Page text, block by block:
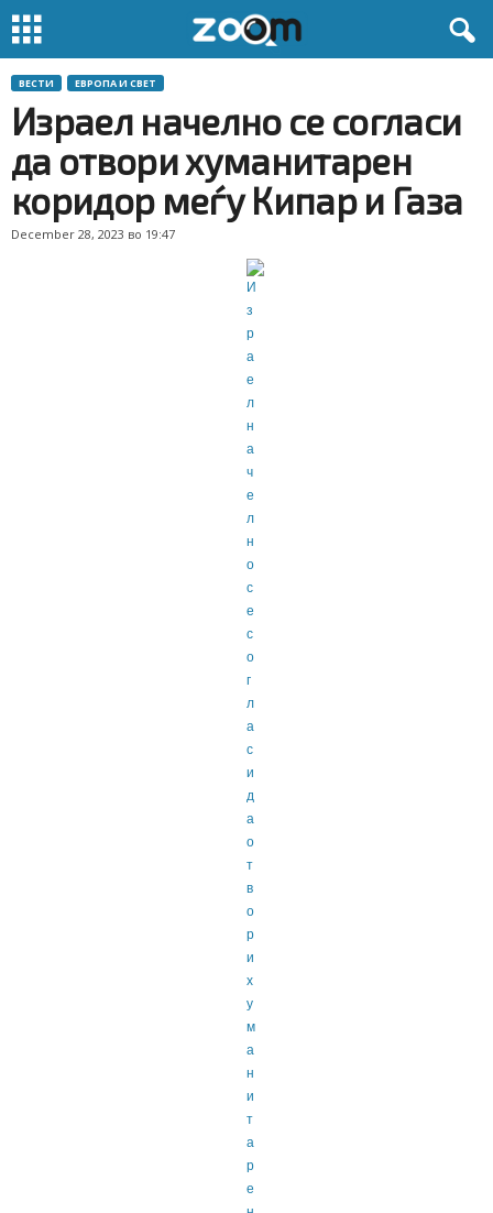
ВЕСТИ ЕВРОПА И СВЕТ
Израел начелно се согласи
да отвори хуманитарен
коридор меѓу Кипар и Газа
December 28, 2023 во 19:47